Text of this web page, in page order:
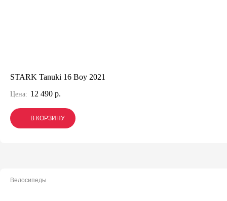
STARK Tanuki 16 Boy 2021
Цена: 12 490 р.
В КОРЗИНУ
В КОРЗИНУ
В КОРЗИНУ
Велосипеды